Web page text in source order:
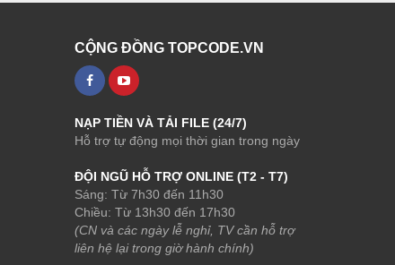
CỘNG ĐỒNG TOPCODE.VN
NẠP TIỀN VÀ TẢI FILE (24/7)
Hỗ trợ tự động mọi thời gian trong ngày
ĐỘI NGŨ HỖ TRỢ ONLINE (T2 - T7)
Sáng: Từ 7h30 đến 11h30
Chiều: Từ 13h30 đến 17h30
(CN và các ngày lễ nghỉ, TV cần hỗ trợ
liên hệ lại trong giờ hành chính)